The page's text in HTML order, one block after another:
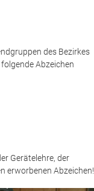
des Bezirkes
Abzeichen
Gerätelehre, der
erworbenen Abzeichen!